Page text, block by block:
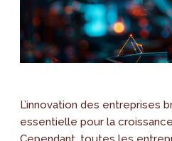
L’innovation des entreprises
essentielle pour la